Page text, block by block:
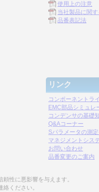
使用上の注意
当社製品に関す
品番表記法
リンク
コンポーネントラ
EMC部品シミュレ
コンデンサの基礎
Q&Aコーナー
Sパラメータの測
マネジメントシス
お問い合わせ
品番変更のご案内
性に悪影響を与えます。
ください。